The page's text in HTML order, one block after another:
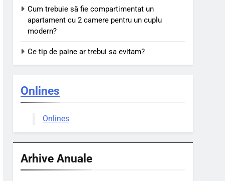
Cum trebuie să fie compartimentat un
apartament cu 2 camere pentru un cuplu
modern?
Ce tip de paine ar trebui sa evitam?
Onlines
Onlines
Arhive Anuale